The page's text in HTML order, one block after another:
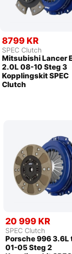
8799 KR
SPEC Clutch
Mitsubishi Lancer
2.0L 08-10 Steg 3
Kopplingskit SPEC
Clutch
20 999 KR
SPEC Clutch
Porsche 996 3.6L
01-05 Steg 2